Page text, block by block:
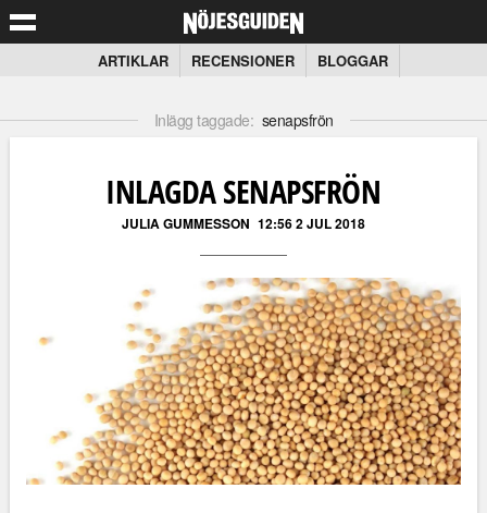
ARTIKLAR RECENSIONER BLOGGAR
Inlägg taggade: senapsfrön
INLAGDA SENAPSFRÖN
JULIA GUMMESSON 12:56 2 JUL 2018